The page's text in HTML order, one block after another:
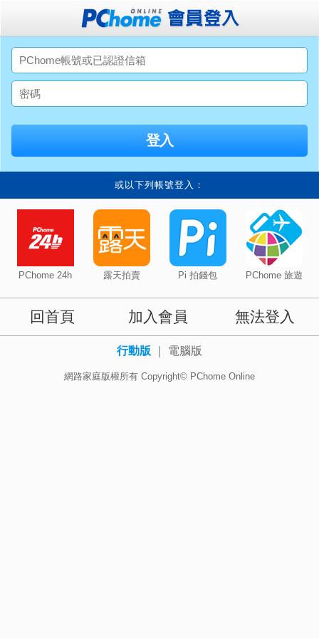
或以下列帳號登入：
PChome 24h 露天拍賣 Pi 拍錢包 PChome 旅遊
回首頁 加入會員 無法登入
行動版 電腦版
網路家庭版權所有 Copyright© PChome Online